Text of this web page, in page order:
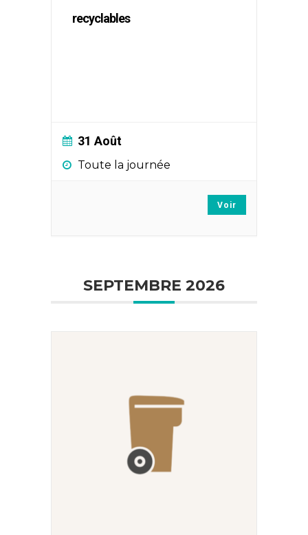
recyclables
31 Août
Toute la journée
Voir
SEPTEMBRE 2026